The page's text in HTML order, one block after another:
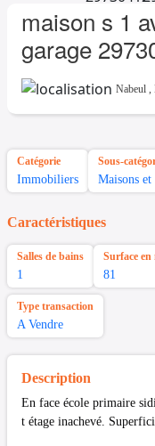
maison s 1
garage
Nabeul ,
Catégorie
Immobiliers
Sous-
Maisons
Caractéristiques
Salles de bains
1
Surface en
81
Type transaction
A Vendre
Description
En face école primaire
t étage inachevé.